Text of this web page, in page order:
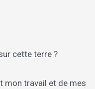
cette terre ?
mon travail et de mes